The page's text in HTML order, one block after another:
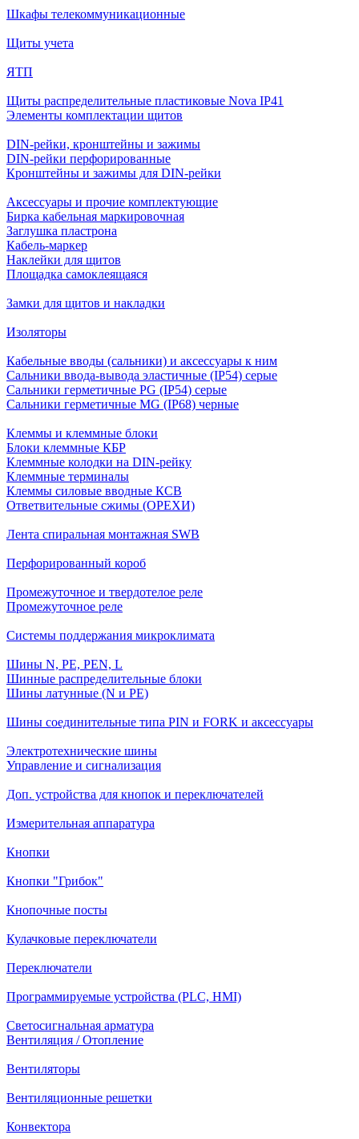
Шкафы телекоммуникационные
Щиты учета
ЯТП
Щиты распределительные пластиковые Nova IP41
Элементы комплектации щитов
DIN-рейки, кронштейны и зажимы
DIN-рейки перфорированные
Кронштейны и зажимы для DIN-рейки
Аксессуары и прочие комплектующие
Бирка кабельная маркировочная
Заглушка пластрона
Кабель-маркер
Наклейки для щитов
Площадка самоклеящаяся
Замки для щитов и накладки
Изоляторы
Кабельные вводы (сальники) и аксессуары к ним
Сальники ввода-вывода эластичные (IP54) серые
Сальники герметичные PG (IP54) серые
Сальники герметичные MG (IP68) черные
Клеммы и клеммные блоки
Блоки клеммные КБР
Клеммные колодки на DIN-рейку
Клеммные терминалы
Клеммы силовые вводные КСВ
Ответвительные сжимы (ОРЕХИ)
Лента спиральная монтажная SWB
Перфорированный короб
Промежуточное и твердотелое реле
Промежуточное реле
Системы поддержания микроклимата
Шины N, PE, PEN, L
Шинные распределительные блоки
Шины латунные (N и PE)
Шины соединительные типа PIN и FORK и аксессуары
Электротехнические шины
Управление и сигнализация
Доп. устройства для кнопок и переключателей
Измерительная аппаратура
Кнопки
Кнопки "Грибок"
Кнопочные посты
Кулачковые переключатели
Переключатели
Программируемые устройства (PLC, HMI)
Светосигнальная арматура
Вентиляция / Отопление
Вентиляторы
Вентиляционные решетки
Конвектора